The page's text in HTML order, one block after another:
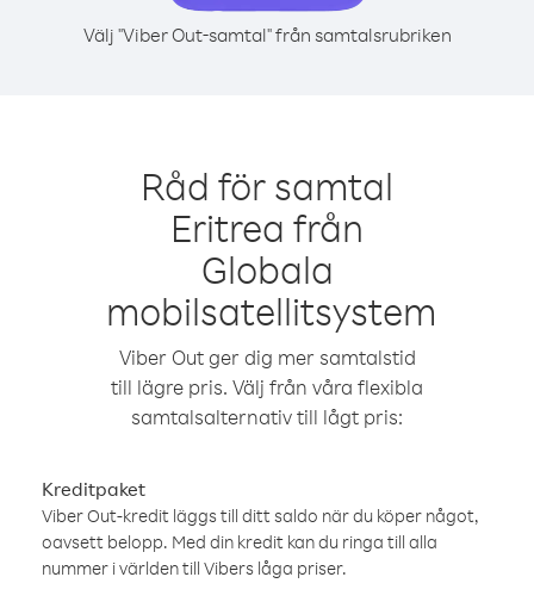
Välj "Viber Out-samtal" från samtalsrubriken
Råd för samtal
Eritrea från
Globala
mobilsatellitsystem
Viber Out ger dig mer samtalstid
till lägre pris. Välj från våra flexibla
samtalsalternativ till lågt pris:
Kreditpaket
Viber Out-kredit läggs till ditt saldo när du köper något,
oavsett belopp. Med din kredit kan du ringa till alla
nummer i världen till Vibers låga priser.